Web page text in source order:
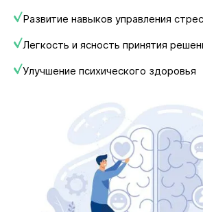
Развитие навыков управления
Легкость и ясность принятия
Улучшение психического здоровья